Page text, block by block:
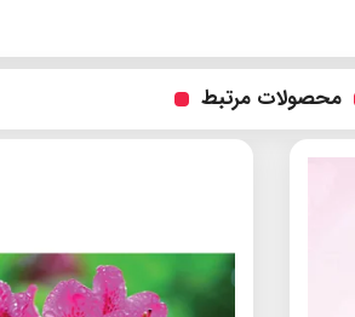
محصولات مرتبط